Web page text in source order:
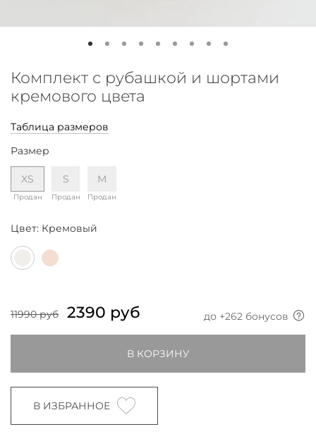
Комплект с рубашкой и шортами
кремового цвета
Таблица размеров
Размер
XS
Продан
S
Продан
M
Продан
Цвет: Кремовый
11990 руб 2390 руб до +262 бонусов
В КОРЗИНУ
В ИЗБРАННОЕ